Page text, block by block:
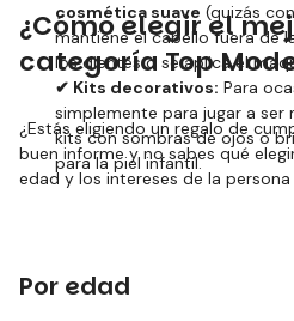
cosmética suave (quizás
mantiene el cabello fuera de
los dientes o se aplica el
✔ Kits decorativos: Para
simplemente para jugar a ser
kits con sombras de ojos o
para la piel infantil.
¿Cómo elegir el
categoría Top
¿Estás eligiendo un regalo de
buen informe y no sabes qué
edad y los intereses de la
Por edad